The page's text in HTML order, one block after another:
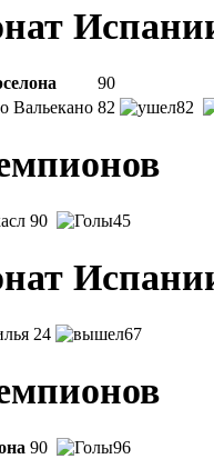
90
Вальекано 82 82
90 45
24 67
90 96